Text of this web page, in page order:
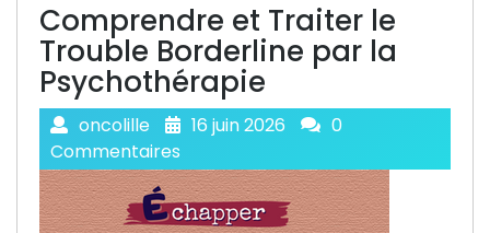
Comprendre et Traiter le
Trouble Borderline par la
Psychothérapie
oncolille 16 juin 2026
0
Commentaires